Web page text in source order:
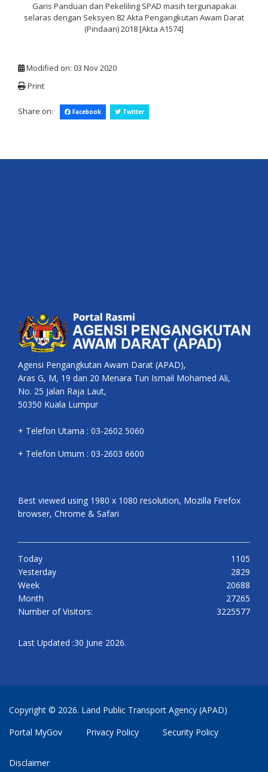
Garis Panduan dan Pekeliling SPAD masih tergunapakai
selaras dengan Seksyen 82 Akta Pengangkutan Awam Darat
(Pindaan) 2018 [Akta A1574]
Modified on: 03 Nov 2020
Print
Share on: Facebook Twitter
Agensi Pengangkutan Awam Darat (APAD),
Aras G, M, 19 dan 20 Menara Tun Ismail Mohamed Ali,
No. 25 Jalan Raja Laut,
50350 Kuala Lumpur
+ Telefon Utama : 03-2602 5060
+ Telefon Umum : 03-2603 6600
Best viewed using 1980 x 1080 resolution, Mozilla Firefox
browser, Chrome & Safari
Today
1105
Yesterday
2829
Week
20688
Month
27265
Number of Visitors:
3225577
Last Updated :30 June 2026.
Copyright © 2026. Land Public Transport Agency (APAD)
Portal MyGov
Privacy Policy Security Policy
Disclaimer